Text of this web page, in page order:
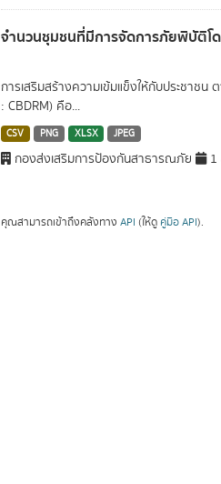
จำนวนชุมชนที่มีการจัดการภัยพิบัติโ
การเสริมสร้างความเข้มแข็งให้กับประชาช
: CBDRM) คือ...
CSV PNG XLSX JPEG
กองส่งเสริมการป้องกันสาธารณภัย 1
คุณสามารถเข้าถึงคลังทาง API (ให้ดู คู่มือ API).